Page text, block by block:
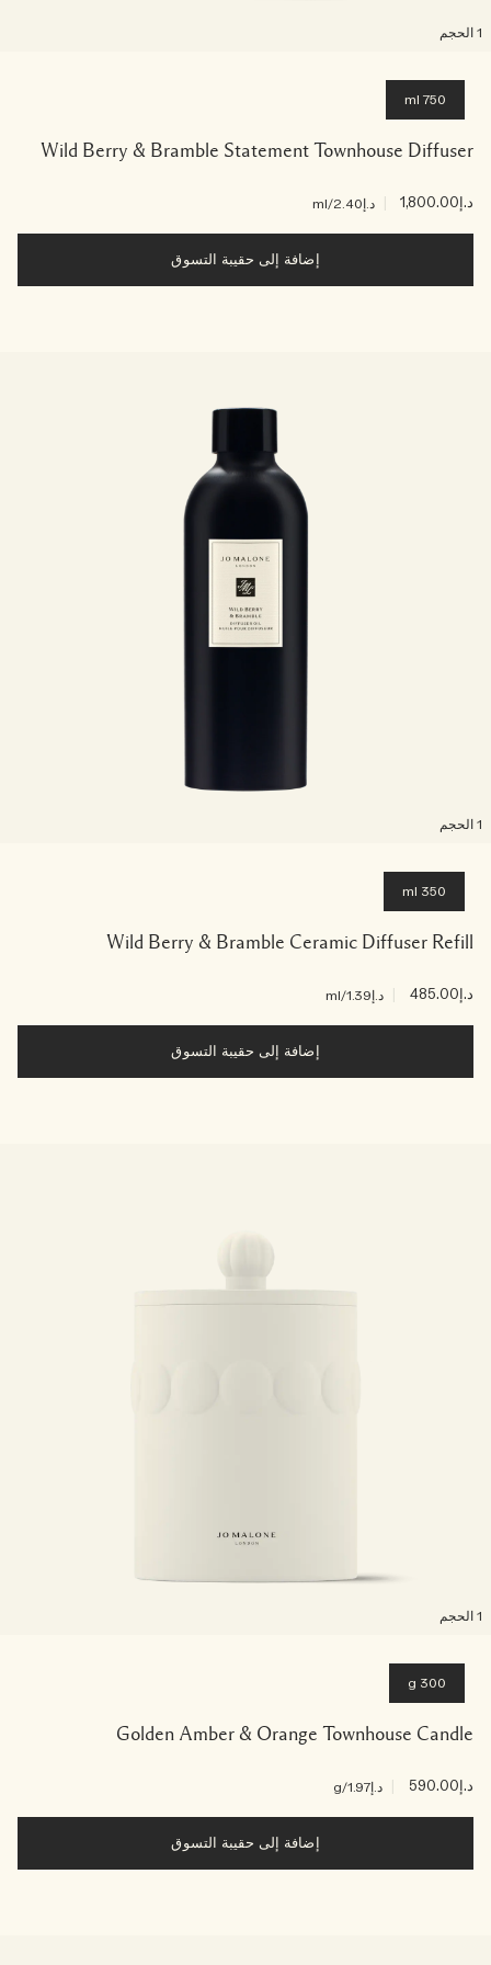
750 ml
Wild Berry & Bramble Statement Townhouse Diffuser
د.إ1,800.00 د.إ2.40 /ml
إضافة إلى حقيبة التسوق
350 ml
Wild Berry & Bramble Ceramic Diffuser Refill
د.إ485.00 د.إ1.39 /ml
إضافة إلى حقيبة التسوق
300 g
Golden Amber & Orange Townhouse Candle
د.إ590.00 د.إ1.97 /g
إضافة إلى حقيبة التسوق